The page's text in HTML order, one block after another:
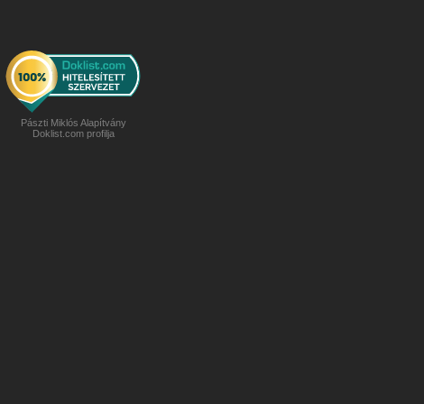
Pászti Miklós Alapítvány
Doklist.com profilja